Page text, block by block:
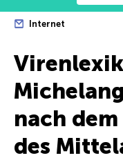
Internet
nach
des